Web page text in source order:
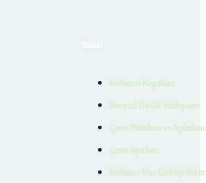
Kullanım Koşulları
Bireysel Üyelik Sözleşmesi
Çerez Politikası ve
Çerez Ayarları
Kullanıcı Veri Gizliliği